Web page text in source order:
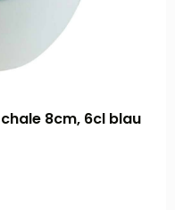
8cm, 6cl blau